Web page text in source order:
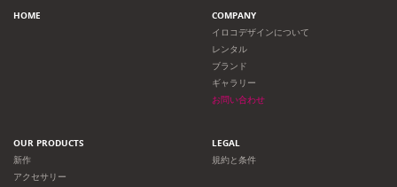
シ
HOME
COMPANY
イロコデザインについて
レンタル
ブランド
ギャラリー
お問い合わせ
OUR PRODUCTS
新作
アクセサリー
LEGAL
規約と条件